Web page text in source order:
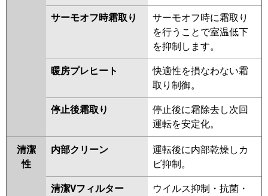
サーモオフ時霜取り
サーモオフ時に霜取り
を行うことで室温低下
を抑制します。
暖房プレヒート
快適性を損なわない霜
取り制御。
停止後霜取り
停止後に霜除去し次回
運転を安定化。
清潔
性
内部クリーン
運転後に内部乾燥しカ
ビ抑制。
清潔Vフィルター
ウイルス抑制・抗菌・